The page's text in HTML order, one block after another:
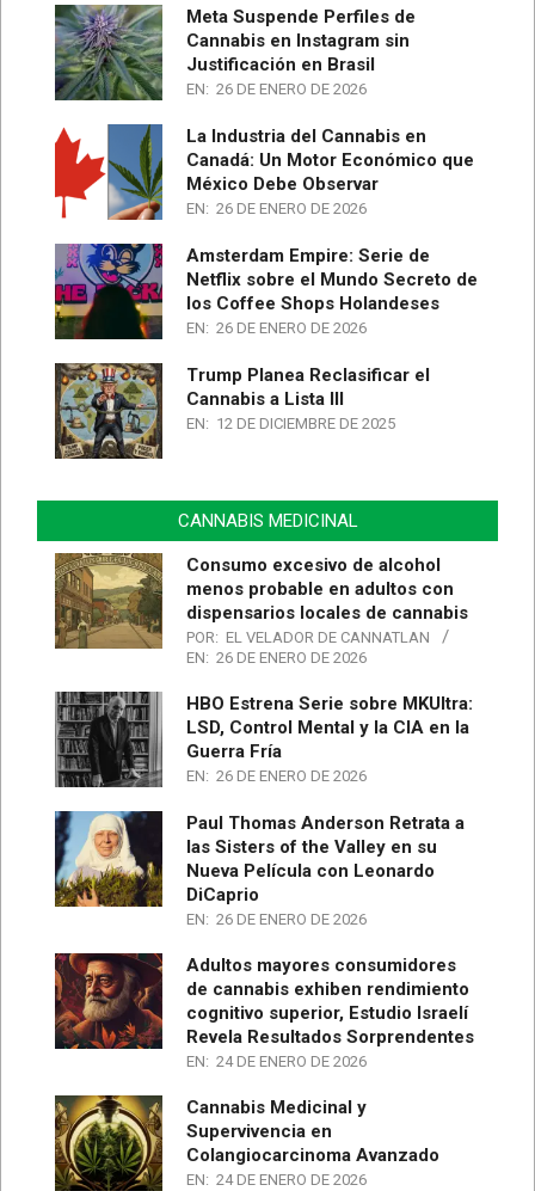
Meta Suspende Perfiles de
Cannabis en Instagram sin
Justificación en Brasil
EN: 26 DE ENERO DE 2026
La Industria del Cannabis en
Canadá: Un Motor Económico que
México Debe Observar
EN: 26 DE ENERO DE 2026
Amsterdam Empire: Serie de
Netflix sobre el Mundo Secreto de
los Coffee Shops Holandeses
EN: 26 DE ENERO DE 2026
Trump Planea Reclasificar el
Cannabis a Lista III
EN: 12 DE DICIEMBRE DE 2025
CANNABIS MEDICINAL
Consumo excesivo de alcohol
menos probable en adultos con
dispensarios locales de cannabis
POR: EL VELADOR DE CANNATLAN
EN: 26 DE ENERO DE 2026
HBO Estrena Serie sobre MKUltra:
LSD, Control Mental y la CIA en la
Guerra Fría
EN: 26 DE ENERO DE 2026
Paul Thomas Anderson Retrata a
las Sisters of the Valley en su
Nueva Película con Leonardo
DiCaprio
EN: 26 DE ENERO DE 2026
Adultos mayores consumidores
de cannabis exhiben rendimiento
cognitivo superior, Estudio Israelí
Revela Resultados Sorprendentes
EN: 24 DE ENERO DE 2026
Cannabis Medicinal y
Supervivencia en
Colangiocarcinoma Avanzado
EN: 24 DE ENERO DE 2026